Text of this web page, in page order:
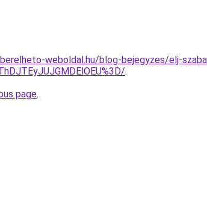
weboldal.hu/blog-bejegyzes/elj-
.
page.